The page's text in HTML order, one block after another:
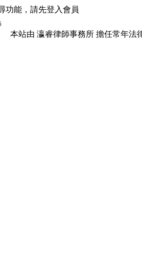
功能，請先登入會員
本站由 瀛睿律師事務所 擔任常年法